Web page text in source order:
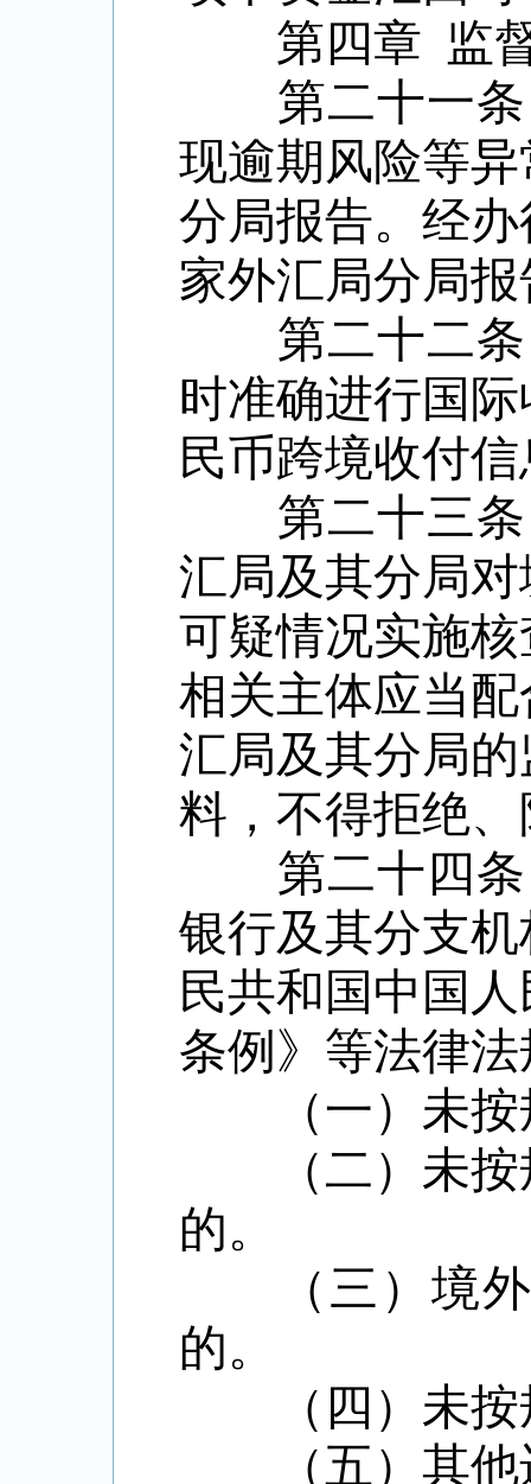
第四章 监
第二十一条
现逾期风险等
分局报告。经
家外汇局分局
第二十二条
时准确进行国
民币跨境收付
第二十三条
汇局及其分局
可疑情况实施
相关主体应当
汇局及其分局
料，不得拒绝
第二十四条
银行及其分支
民共和国中国
条例》等法律
（一）未按
（二）未按
的。
（三）境外
的。
（四）未按
（五）其他